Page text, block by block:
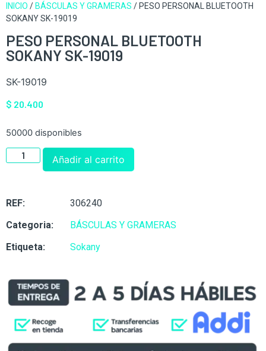
INICIO / BÁSCULAS Y GRAMERAS / PESO PERSONAL BLUETOOTH
SOKANY SK-19019
PESO PERSONAL BLUETOOTH
SOKANY SK-19019
SK-19019
$ 20.400
50000 disponibles
Añadir al carrito
REF:
306240
Categoria:
BÁSCULAS Y GRAMERAS
Etiqueta:
Sokany